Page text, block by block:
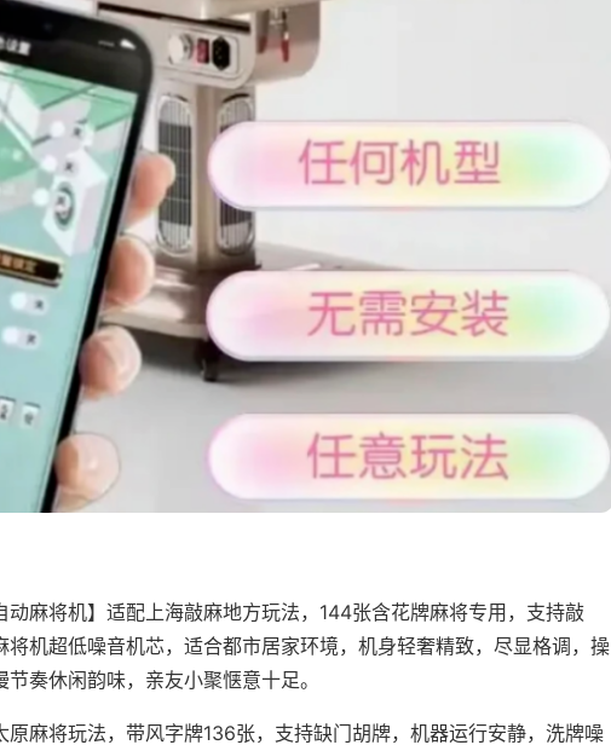
动麻将机】适配上海敲麻地方玩法，144张含花牌麻将专用，支持敲
将机超低噪音机芯，适合都市居家环境，机身轻奢精致，尽显格调，操
奏休闲韵味，亲友小聚惬意十足。
原麻将玩法，带风字牌136张，支持缺门胡牌，机器运行安静，洗牌噪